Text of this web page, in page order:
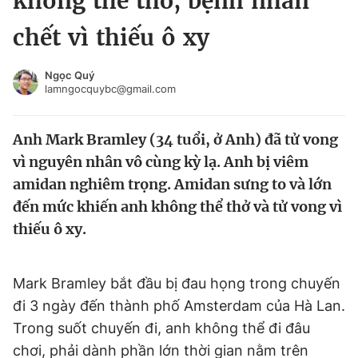
Chuyên mục khác
Tin 24h
Video Magazine
Sản phẩm khác
Thông tin tòa soạn Liên hệ quảng cáo
Tin đã xem
Đăng xuất
chết vì thiếu ô xy
Ngọc Quý
lamngocquybc@gmail.com
Anh Mark Bramley (34 tuổi, ở Anh) đã tử vong
vì nguyên nhân vô cùng kỳ lạ. Anh bị viêm
amidan nghiêm trọng. Amidan sưng to và lớn
đến mức khiến anh không thể thở và tử vong vì
thiếu ô xy.
Mark Bramley bắt đầu bị đau họng trong chuyến
đi 3 ngày đến thành phố Amsterdam của Hà Lan.
Trong suốt chuyến đi, anh không thể đi đâu
chơi, phải dành phần lớn thời gian nằm trên